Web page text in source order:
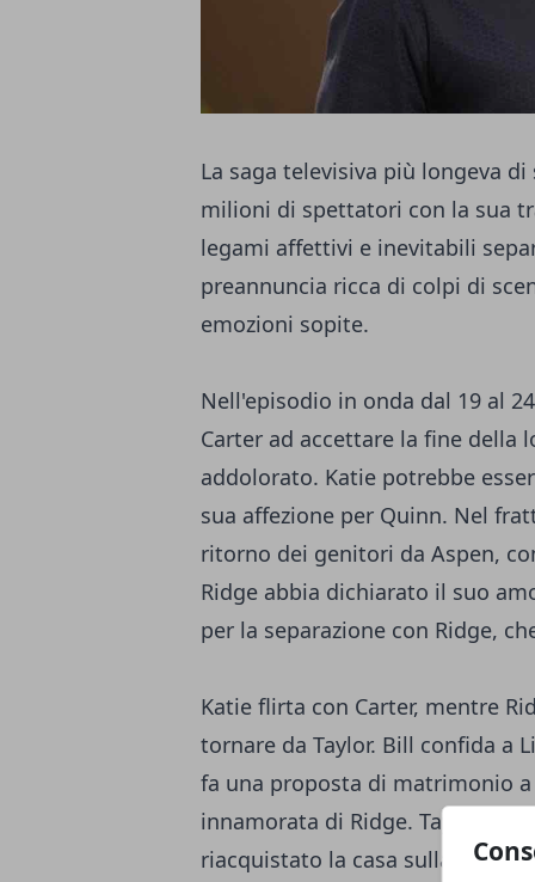
La saga televisiva più longeva
milioni di spettatori con la sua
legami affettivi e inevitabili
preannuncia ricca di colpi di
emozioni sopite.
Nell'episodio in onda dal 19 al
Carter ad accettare la fine della
addolorato. Katie potrebbe
sua affezione per Quinn. Nel
ritorno dei genitori da Aspen,
Ridge abbia dichiarato il suo
per la separazione con Ridge,
Katie flirta con Carter, mentre
tornare da Taylor. Bill confida a
fa una proposta di matrimonio
innamorata di Ridge. Taylor fa
riacquistato la casa sulla